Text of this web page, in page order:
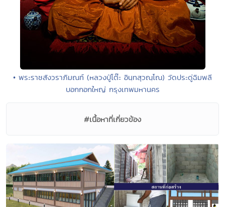
• พระราชสังวราภิมณฑ์ (หลวงปู่โต๊ะ อินฺทสุวณฺโณ) วัดประดู่ฉิมพลี
บอกกอกใหญ่ กรุงเทพมหานคร
#เนื้อหาที่เกี่ยวข้อง